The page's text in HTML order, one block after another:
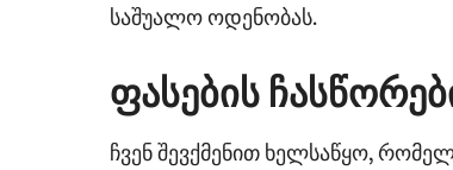
საშუალო ოდენობას.
ფასების
ჩვენ შევქმენით ხელსაწყო,